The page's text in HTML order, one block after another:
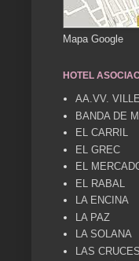
Mapa Google
HOTEL
AA.VV.
BANDA DE
EL CARRIL
EL GREC
EL
EL RABAL
LA ENCINA
LA PAZ
LA SOLANA
LAS CRUCES